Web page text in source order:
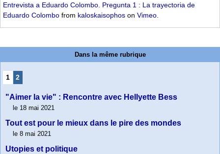
Entrevista a Eduardo Colombo. Pregunta 1 : La trayectoria de
Eduardo Colombo from kaloskaisophos on Vimeo
Dans la même rubrique
1 2
"Aimer la vie" : Rencontre avec Hellyette Bess
le 18 mai 2021
Tout est pour le mieux dans le pire des mondes
le 8 mai 2021
Utopies et politique